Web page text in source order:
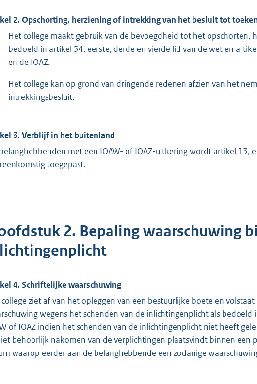
2. Opschorting, herziening of intrekking van het besluit tot
Het college maakt gebruik van de bevoegdheid tot het
bedoeld in artikel 54, eerste, derde en vierde lid van de wet en
en de IOAZ.
Het college kan op grond van dringende redenen afzien van het
intrekkingsbesluit.
3. Verblijf in het buitenland
met een IOAW- of IOAZ-uitkering wordt artikel 13,
toegepast.
2. Bepaling waarschuwing
4. Schriftelijke waarschuwing
ziet af van het opleggen van een bestuurlijke boete en
wegens het schenden van de inlichtingenplicht als
of IOAZ indien het schenden van de inlichtingenplicht niet heeft
behoorlijk nakomen van de verplichtingen plaatsvindt binnen een
waarop eerder aan de belanghebbende een zodanige